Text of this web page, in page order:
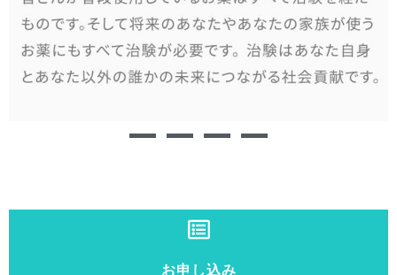
お申し込み